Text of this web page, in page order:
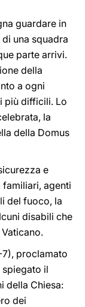
guardare in
una squadra
parte arrivi.
della
a ogni
più difficili. Lo
la
della Domus
e
agenti
del fuoco, la
disabili che
7), proclamato
spiegato il
della Chiesa:
dei